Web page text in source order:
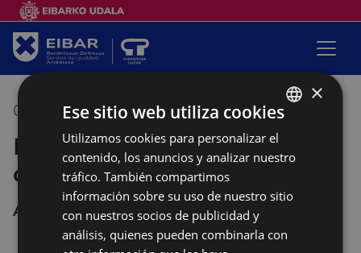
08/10/2018 10:00 -12:00
Empalabramiento: clases de
castellano
Andretxea
BASQUE
SPANISH
×
Ese sitio web utiliza cookies
Utilizamos cookies para personalizar el
contenido, los anuncios y analizar nuestro
tráfico. También compartimos
información sobre su uso de nuestro sitio
con nuestros socios de publicidad y
análisis, quienes pueden combinarla con